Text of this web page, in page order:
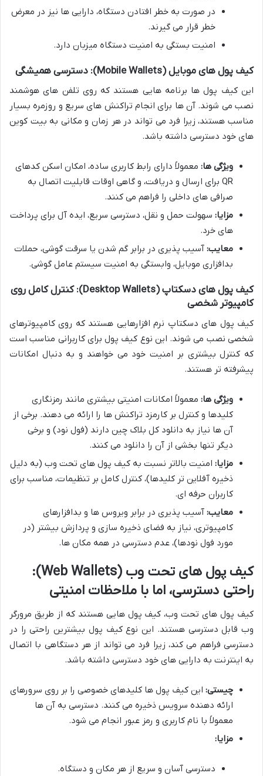
در صورت به خطر افتادن دستگاه، دارایی ها نیز در معرض
خطر قرار می گیرند.
امنیت بستگی به امنیت دستگاه میزبان دارد.
کیف پول های موبایل (Mobile Wallets): دسترسی همیشگی
این کیف پول ها برنامه هایی هستند که روی تلفن های هوشمند
نصب می شوند. آن ها برای انجام تراکنش های سریع و روزمره بسیار
مناسب هستند، زیرا فرد می تواند در هر زمان و مکانی به بیت کوین
های خود دسترسی داشته باشد.
ویژگی ها: معمولاً دارای رابط کاربری ساده، امکان اسکن کدهای
QR برای ارسال و دریافت، و گاهی اوقات قابلیت اتصال به
صرافی های داخلی را فراهم می کنند.
مزایا: سهولت حمل و نقل، دسترسی سریع، ایده آل برای پرداخت
های خرد.
معایب: آسیب پذیری در برابر گم شدن یا سرقت گوشی، حملات
بدافزاری موبایل، وابستگی به امنیت سیستم عامل گوشی.
کیف پول های دسکتاپ (Desktop Wallets): کنترل کامل روی
کامپیوتر شخصی
کیف پول های دسکتاپ نرم افزارهایی هستند که روی کامپیوترهای
شخصی نصب می شوند. این نوع کیف پول برای کاربرانی مناسب است
که کنترل بیشتری بر امنیت خود می خواهند و به دنبال امکانات
پیشرفته تر هستند.
ویژگی ها: معمولاً امکانات امنیتی بیشتری مانند رمزنگاری
کلیدها و کنترل بر کارمزد تراکنش ها را ارائه می دهند. برخی از
آن ها نیاز به دانلود کل بلاک چین دارند (فول نود) و برخی
دیگر تنها بخشی از آن را دانلود می کنند.
مزایا: امنیت بالاتر نسبت به کیف پول های تحت وب (به دلیل
ذخیره آفلاین تر کلیدها)، کنترل کامل بر تنظیمات، مناسب برای
کاربران حرفه ای.
معایب: آسیب پذیری در برابر ویروس ها و بدافزارهای
کامپیوتری، نیاز به فضای ذخیره سازی و پردازش بیشتر (در
مورد فول نودها)، عدم دسترسی در همه مکان ها.
کیف پول های تحت وب (Web Wallets):
راحتی دسترسی، اما با ملاحظات امنیتی
کیف پول های تحت وب، کیف پول هایی هستند که از طریق مرورگر
وب قابل دسترسی هستند. این نوع کیف پول بیشترین راحتی را در
دسترسی فراهم می کند، زیرا فرد می تواند از هر دستگاهی با اتصال
به اینترنت به دارایی های خود دسترسی داشته باشد.
چیستی: این کیف پول ها کلیدهای خصوصی را بر روی سرورهای
ارائه دهنده سرویس ذخیره می کنند. دسترسی به آن ها
معمولاً با نام کاربری و رمز عبور انجام می شود.
مزایا:
دسترسی آسان و سریع از هر مکان و دستگاه.